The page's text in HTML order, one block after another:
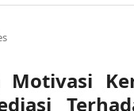
Motivasi